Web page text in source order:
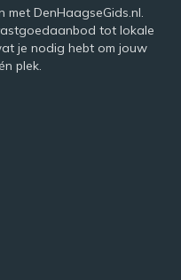
DenHaagseGids.nl.
tot lokale
je nodig hebt om jouw
plek.